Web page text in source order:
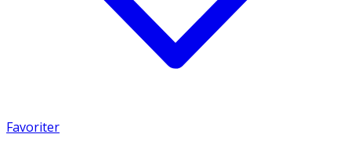
Favoriter